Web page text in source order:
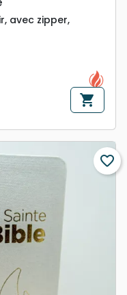
avec zipper,
shopping_cart
favorite_border